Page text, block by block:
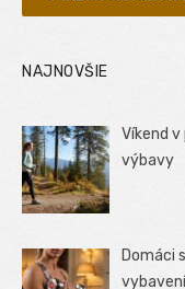
NAJNOVŠIE
Víkend
výbavy
Domáci